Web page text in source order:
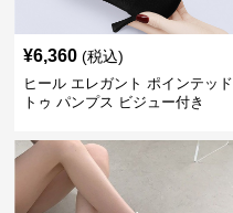
¥6,360 (税込)
ヒール エレガント ポインテッド
トゥ パンプス ビジュー付き